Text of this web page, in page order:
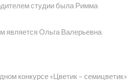
студии была Римма
является Ольга Валерьевна
конкурсе «Цветик – семицветик»